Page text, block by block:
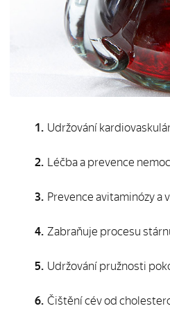
Udržování
Léčba a prevence
Prevence avitaminózy a
Zabraňuje procesu
Udržování pružnosti
Čištění cév od